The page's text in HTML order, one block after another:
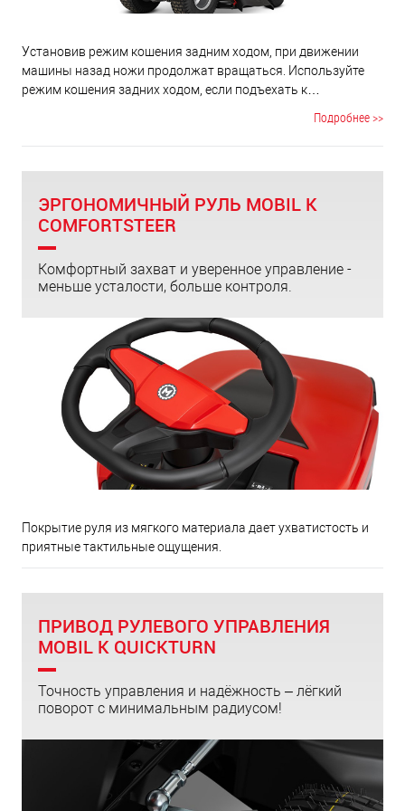
Установив режим кошения задним ходом, при движении
машины назад ножи продолжат вращаться. Используйте
режим кошения задних ходом, если подъехать к
развернуться в стесненных условиях затруднительно.
Подробнее >>
ЭРГОНОМИЧНЫЙ РУЛЬ MOBIL K
COMFORTSTEER
Комфортный захват и уверенное управление -
меньше усталости, больше контроля.
Покрытие руля из мягкого материала дает ухватистость и
приятные тактильные ощущения.
ПРИВОД РУЛЕВОГО УПРАВЛЕНИЯ
MOBIL K QUICKTURN
Точность управления и надёжность – лёгкий
поворот с минимальным радиусом!